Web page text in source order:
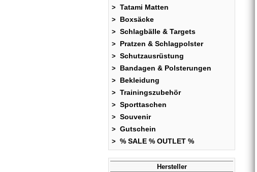
> Tatami Matten
> Boxsäcke
> Schlagbälle & Targets
> Pratzen & Schlagpolster
> Schutzausrüstung
> Bandagen & Polsterungen
> Bekleidung
> Trainingszubehör
> Sporttaschen
> Souvenir
> Gutschein
> % SALE % OUTLET %
Hersteller